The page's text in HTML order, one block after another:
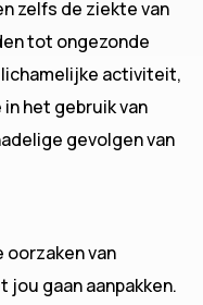
zelfs de ziekte van
tot ongezonde
activiteit,
het gebruik van
gevolgen van
oorzaken van
jou gaan aanpakken.